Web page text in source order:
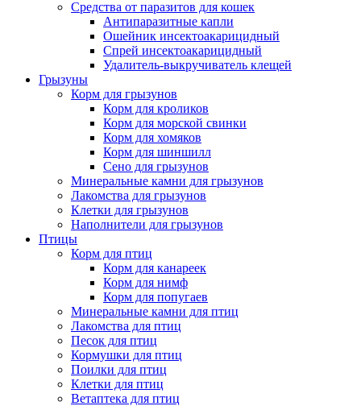
Средства от паразитов для кошек
Антипаразитные капли
Ошейник инсектоакарицидный
Спрей инсектоакарицидный
Удалитель-выкручиватель клещей
Грызуны
Корм для грызунов
Корм для кроликов
Корм для морской свинки
Корм для хомяков
Корм для шиншилл
Сено для грызунов
Минеральные камни для грызунов
Лакомства для грызунов
Клетки для грызунов
Наполнители для грызунов
Птицы
Корм для птиц
Корм для канареек
Корм для нимф
Корм для попугаев
Минеральные камни для птиц
Лакомства для птиц
Песок для птиц
Кормушки для птиц
Поилки для птиц
Клетки для птиц
Ветаптека для птиц